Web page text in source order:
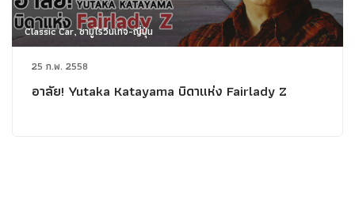
Classic Car, ซามูไรวินเทจ-ญี่ปุ่น
25 ก.พ. 2558
อาลัย! Yutaka Katayama บิดาแห่ง Fairlady Z